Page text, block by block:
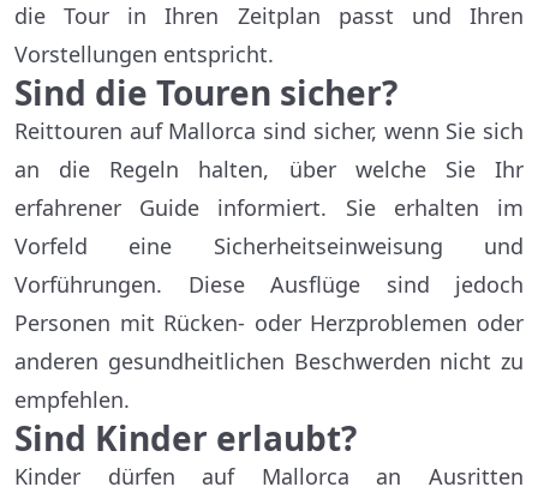
die Tour in Ihren Zeitplan passt und Ihren
Vorstellungen entspricht.
Sind die Touren sicher?
Reittouren auf Mallorca sind sicher, wenn Sie sich
an die Regeln halten, über welche Sie Ihr
erfahrener Guide informiert. Sie erhalten im
Vorfeld eine Sicherheitseinweisung und
Vorführungen. Diese Ausflüge sind jedoch
Personen mit Rücken- oder Herzproblemen oder
anderen gesundheitlichen Beschwerden nicht zu
empfehlen.
Sind Kinder erlaubt?
Kinder dürfen auf Mallorca an Ausritten